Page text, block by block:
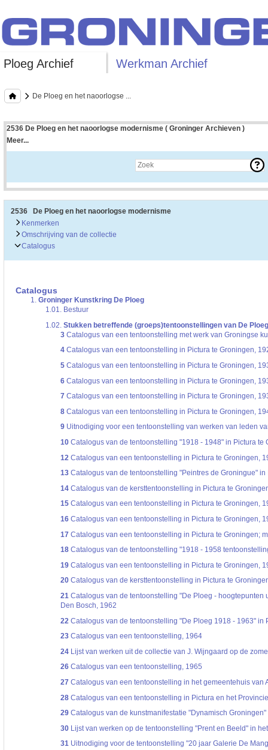
Ploeg Archief Werkman Archief
De Ploeg en het naoorlogse ...
2536 De Ploeg en het naoorlogse modernisme ( Groninger Archieven )
Meer...
Uitleg bij archieftoegang
Een archieftoegang geeft uitgebreide informatie over een bepaald archief.
• Kenmerken van het archief
• Inleiding op het archief
• Inventaris of plaatsingslijst
• Eventueel bijlagen
De kenmerken van het archief zijn o.m. de omvang, vindplaats,
De inleiding op het archief bevat interessante informatie over de
bevatten.
Bij het zoeken in de inventaris wordt de hiërarchie gevolgd. De rubrieken in
niveau voor, dan voldoen onderliggende niveaus ook aan de zoekvraag.
2536 De Ploeg en het naoorlogse modernisme
Kenmerken
Omschrijving van de collectie
Catalogus
Catalogus
1. Groninger Kunstkring De Ploeg
1.01.Bestuur
1.02. Stukken betreffende (groeps)tentoonstellingen van De Ploeg
3Catalogus van een tentoonstelling met werk van Groningse
4Catalogus van een tentoonstelling in Pictura te Groningen,
5Catalogus van een tentoonstelling in Pictura te Groningen,
6Catalogus van een tentoonstelling in Pictura te Groningen,
7Catalogus van een tentoonstelling in Pictura te Groningen,
8Catalogus van een tentoonstelling in Pictura te Groningen,
9Uitnodiging voor een tentoonstelling van werken van leden
10Catalogus van de tentoonstelling "1918 - 1948" in Pictura te
12 Catalogus van een tentoonstelling in Pictura te Groningen,
13Catalogus van de tentoonstelling "Peintres de Groningue"
14Catalogus van de kersttentoonstelling in Pictura te
15Catalogus van een tentoonstelling in Pictura te Groningen,
16Catalogus van een tentoonstelling in Pictura te Groningen,
17Catalogus van een tentoonstelling in Pictura te Groningen;
18Catalogus van de tentoonstelling "1918 - 1958
19Catalogus van een tentoonstelling in Pictura te Groningen,
20Catalogus van de kersttentoonstelling in Pictura te
21Catalogus van de tentoonstelling "De Ploeg - hoogtepunten
Den Bosch, 1962
22 Catalogus van de tentoonstelling "De Ploeg 1918 - 1963" in
23Catalogus van een tentoonstelling, 1964
24Lijst van werken uit de collectie van J. Wijngaard op de
26Catalogus van een tentoonstelling, 1965
27Catalogus van een tentoonstelling in het gemeentehuis van
28Catalogus van een tentoonstelling in Pictura en het
29Catalogus van de kunstmanifestatie "Dynamisch
30Lijst van werken op de tentoonstelling "Prent en Beeld" in
31Uitnodiging voor de tentoonstelling "20 jaar Galerie De